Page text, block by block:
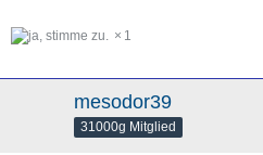
1
mesodor39
31000g Mitglied